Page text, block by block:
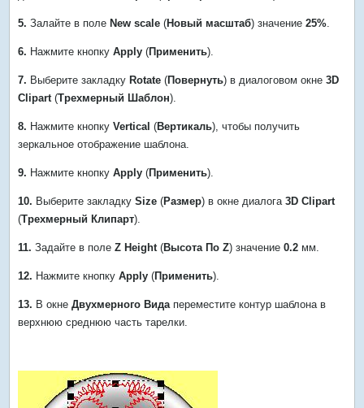
5. Залайте в полеNew scale (Новый масштаб) значение25%
6. Нажмите кнопкуApply (Применить).
7. Выберите закладкуRotate (Повернуть) в диалоговом окне3D
Clipart (Трехмерный Шаблон).
8. Нажмите кнопкуVertical (Вертикаль), чтобы получить
зеркальное отображение шаблона.
9. Нажмите кнопкуApply (Применить).
10. Выберите закладкуSize (Размер) в окне диалога3D Clipart
(Трехмерный Клипарт).
11. Задайте в полеZ Height (Высота По Z) значение 0.2 мм.
12. Нажмите кнопкуApply (Применить).
13. В окнеДвухмерного Вида переместите контур шаблона в
верхнюю среднюю часть тарелки.